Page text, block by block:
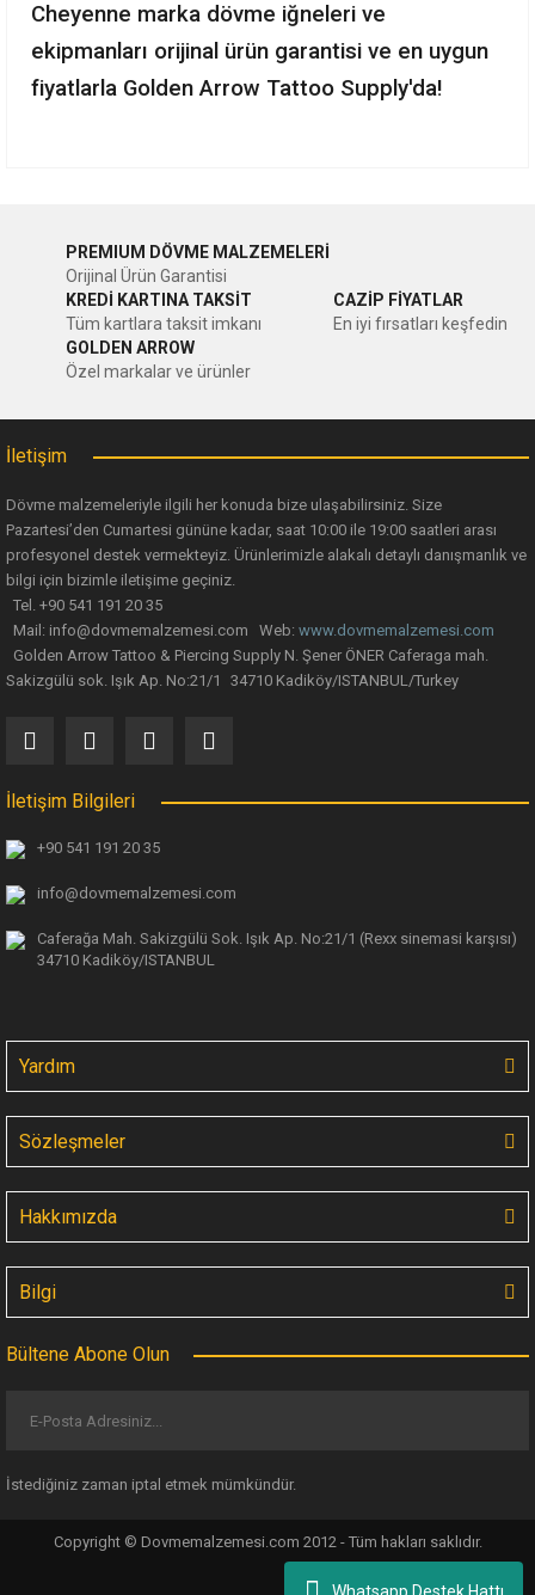
Whatsapp Destek Hattı
Cheyenne marka dövme iğneleri ve
ekipmanları orijinal ürün garantisi ve en uygun
fiyatlarla Golden Arrow Tattoo Supply'da!
Görüş ve önerileriniz için teşekkür ederiz.
Ürün resmi kalitesiz, bozuk veya görüntülenemiyor.
Ürün açıklamasında eksik bilgiler bulunuyor.
Gönder
PREMIUM DÖVME MALZEMELERİ
Orijinal Ürün Garantisi
KREDİ KARTINA TAKSİT
Tüm kartlara taksit imkanı
CAZİP FİYATLAR
En iyi fırsatları keşfedin
GOLDEN ARROW
Özel markalar ve ürünler
İletişim
Dövme malzemeleriyle ilgili her konuda bize ulaşabilirsiniz. Size
Pazartesi’den Cumartesi gününe kadar, saat 10:00 ile 19:00 saatleri arası
profesyonel destek vermekteyiz. Ürünlerimizle alakalı detaylı danışmanlık ve
bilgi için bizimle iletişime geçiniz.
Tel. +90 541 191 20 35
Mail: info@dovmemalzemesi.com Web: www.dovmemalzemesi.com
Golden Arrow Tattoo & Piercing Supply N. Şener ÖNER Caferaga mah.
Sakizgülü sok. Işık Ap. No:21/1 34710 Kadiköy/ISTANBUL/Turkey
İletişim Bilgileri
+90 541 191 20 35
info@dovmemalzemesi.com
Caferağa Mah. Sakizgülü Sok. Işık Ap. No:21/1 (Rexx sinemasi karşısı)
34710 Kadiköy/ISTANBUL
Yardım
Sözleşmeler
Hakkımızda
Bilgi
Bültene Abone Olun
İstediğiniz zaman iptal etmek mümkündür.
Copyright © Dovmemalzemesi.com 2012 - Tüm hakları saklıdır.